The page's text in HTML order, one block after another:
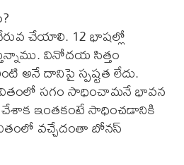
చేయాలి. 12 భాషల్లో
వినోదయ సిత్తం
అనే దానిపై స్పష్టత లేదు.
సగం సాధించామనే భావన
చేశాక ఇంతకంటే సాధించడానికి
వచ్చేదంతా బోనస్